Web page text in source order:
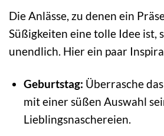
Die Anlässe, zu denen ein
Süßigkeiten eine tolle Idee ist,
unendlich. Hier ein paar
Geburtstag: Überrasche
mit einer süßen Auswahl
Lieblingsnaschereien.